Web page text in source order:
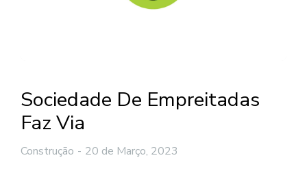
Sociedade De Empreitadas
Faz Via
Construção 20 de Março, 2023